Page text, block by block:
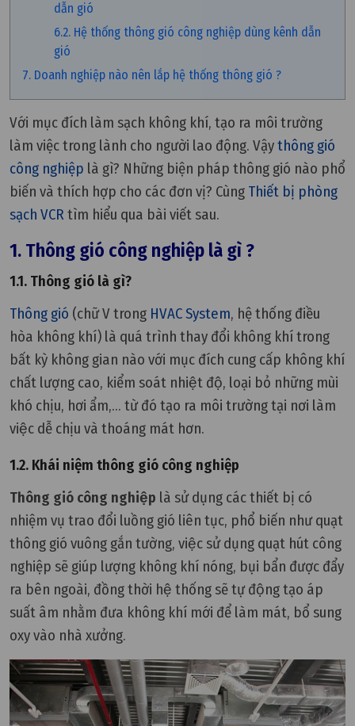
dẫn gió
6.2. Hệ thống thông gió công nghiệp dùng kênh dẫn
gió
7. Doanh nghiệp nào nên lắp hệ thống thông gió ?
Với mục đích làm sạch không khí, tạo ra môi trường
làm việc trong lành cho người lao động. Vậythông gió
công nghiệp là gì? Những biện pháp thông gió nào phổ
biến và thích hợp cho các đơn vị? Cùng Thiết bị phòng
sạch VCR tìm hiểu qua bài viết sau.
1. Thông gió công nghiệp là gì ?
1.1. Thông gió là gì?
Thông gió (chữ V trong HVAC System, hệ thống điều
hòa không khí) là quá trình thay đổi không khí trong
bất kỳ không gian nào với mục đích cung cấp không khí
chất lượng cao, kiểm soát nhiệt độ, loại bỏ những mùi
khó chịu, hơi ẩm,... từ đó tạo ra môi trường tại nơi làm
việc dễ chịu và thoáng mát hơn.
1.2. Khái niệm thông gió công nghiệp
Thông gió công nghiệp là sử dụng các thiết bị có
nhiệm vụ trao đổi luồng gió liên tục, phổ biến như quạt
thông gió vuông gắn tường, việc sử dụng quạt hút công
nghiệp sẽ giúp lượng không khí nóng, bụi bẩn được đẩy
ra bên ngoài, đồng thời hệ thống sẽ tự động tạo áp
suất âm nhằm đưa không khí mới để làm mát, bổ sung
oxy vào nhà xưởng.